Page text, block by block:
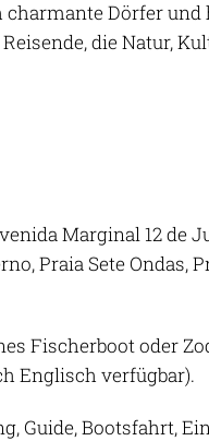
Dörfer
die Natur,
Marginal 12 de
Praia Sete Ondas,
Fischerboot oder
Englisch verfügbar).
Guide, Bootsfahrt,